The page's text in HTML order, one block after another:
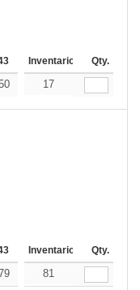
144-287 288 +
Inventario Qty.
18.86
17
144-287 288 +
Inventario Qty.
26.88
81